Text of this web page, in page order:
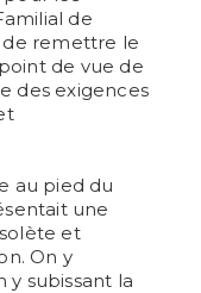
de
de remettre le
de vue de
des exigences
au pied du
une
et
On y
y subissant la